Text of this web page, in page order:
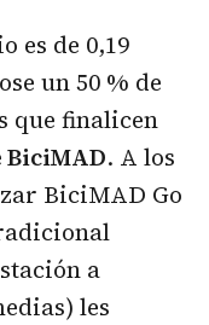
es de 0,19
un 50 % de
que finalicen
BiciMAD. A los
BiciMAD Go
a
les